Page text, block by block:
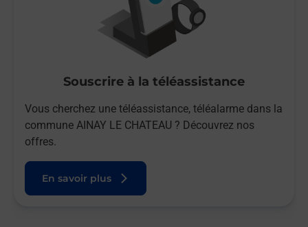
Souscrire à la téléassistance
Vous cherchez une téléassistance, téléalarme dans la
commune AINAY LE CHATEAU ? Découvrez nos
offres.
En savoir plus